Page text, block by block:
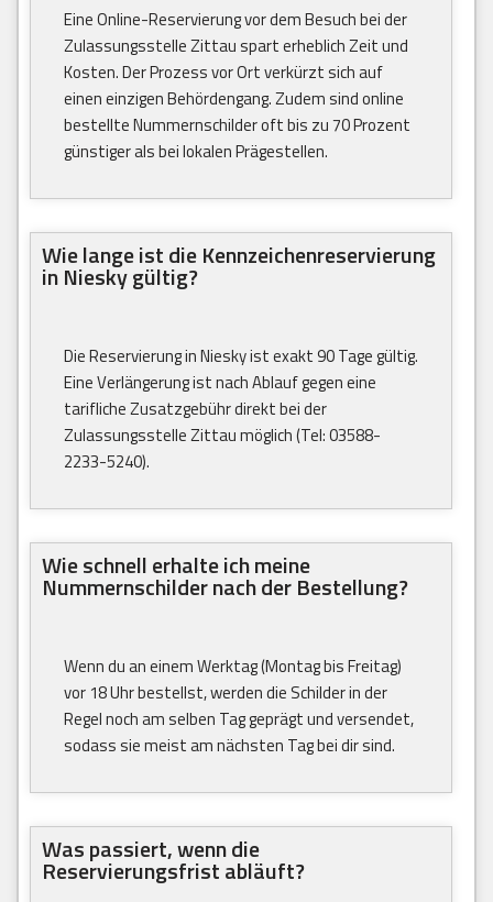
Eine Online-Reservierung vor dem Besuch bei der
Zulassungsstelle Zittau spart erheblich Zeit und
Kosten. Der Prozess vor Ort verkürzt sich auf
einen einzigen Behördengang. Zudem sind online
bestellte Nummernschilder oft bis zu 70 Prozent
günstiger als bei lokalen Prägestellen.
Wie lange ist die Kennzeichenreservierung
in Niesky gültig?
Die Reservierung in Niesky ist exakt 90 Tage gültig.
Eine Verlängerung ist nach Ablauf gegen eine
tarifliche Zusatzgebühr direkt bei der
Zulassungsstelle Zittau möglich (Tel: 03588-
2233-5240).
Wie schnell erhalte ich meine
Nummernschilder nach der Bestellung?
Wenn du an einem Werktag (Montag bis Freitag)
vor 18 Uhr bestellst, werden die Schilder in der
Regel noch am selben Tag geprägt und versendet,
sodass sie meist am nächsten Tag bei dir sind.
Was passiert, wenn die
Reservierungsfrist abläuft?